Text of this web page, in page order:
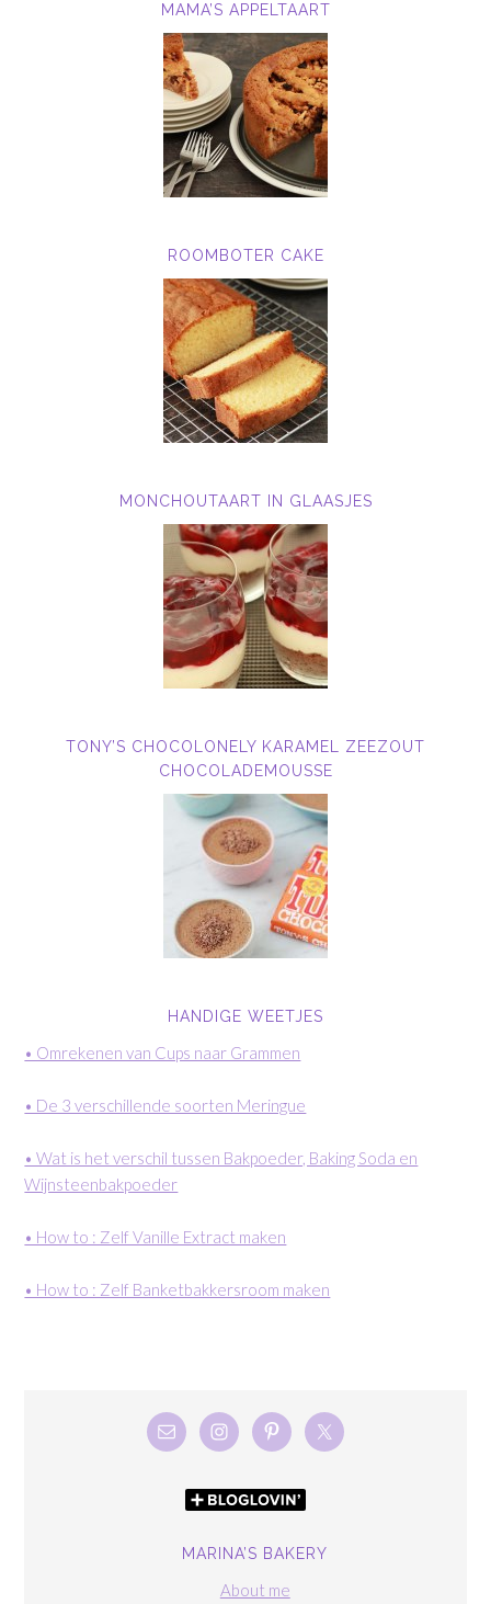
MAMA’S APPELTAART
ROOMBOTER CAKE
MONCHOUTAART IN GLAASJES
TONY’S CHOCOLONELY KARAMEL ZEEZOUT
CHOCOLADEMOUSSE
HANDIGE WEETJES
• Omrekenen van Cups naar Grammen
• De 3 verschillende soorten Meringue
• Wat is het verschil tussen Bakpoeder, Baking Soda en
Wijnsteenbakpoeder
• How to : Zelf Vanille Extract maken
• How to : Zelf Banketbakkersroom maken
MARINA’S BAKERY
About me